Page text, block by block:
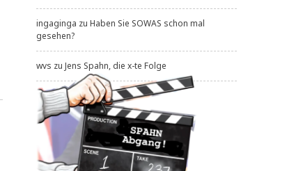
ingaginga zu Haben Sie SOWAS schon mal
gesehen?
wvs zu Jens Spahn, die x-te Folge